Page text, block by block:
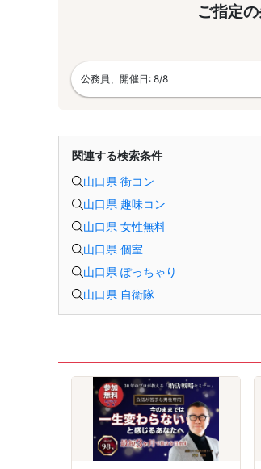
ご指定
公務員、開催日: 8/8
関連する検索条件
山口県 街コン
山口県 趣味コン
山口県 女性無料
山口県 個室
山口県 ぽっちゃり
山口県 自衛隊